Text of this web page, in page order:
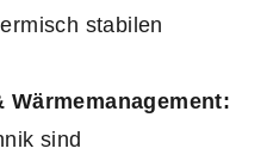
stabilen
Wärmemanagement:
sind